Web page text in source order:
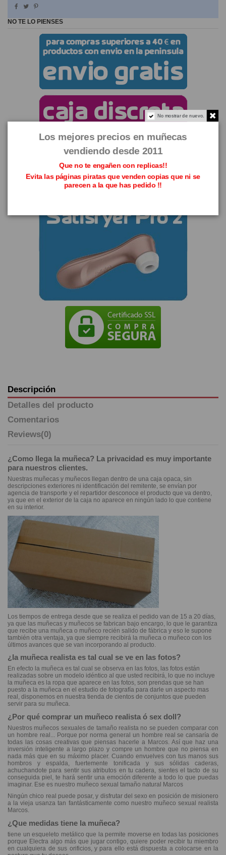
NO TE LO PIENSES
Descripción
Detalles del producto
Comentarios
Reviews(0)
¿Como llega la muñeca? La privacidad es muy importante
para nuestros clientes.
Nuestras muñecas y muñecos llegan dentro de una caja opaca, sin
descripciones exteriores ni identificación del remitente, se envían por
agencia de transporte y el repartidor desconoce el producto que va dentro,
ya que en el exterior de la caja no aparece en ningún lado lo que contiene
en su interior.
Los tiempos de entrega desde que se realiza el pedido van de 15 a 20 días,
ya que las muñecas y muñecos se fabrican bajo encargo, lo que le garantiza
que recibe una muñeca o muñeco recién salido de fábrica y eso le supone
también otra ventaja, ya que siempre recibirá la muñeca o muñeco con los
últimos avances que se van incorporando al producto.
¿la muñeca realista es tal cual se ve en las fotos?
En efecto la muñeca es tal cual se observa en las fotos, las fotos están
realizadas sobre un modelo idéntico al que usted recibirá, lo que no incluye
la muñeca es la ropa que aparece en las fotos, son prendas que se han
puesto a la muñeca en el estudio de fotografía para darle un aspecto mas
real, disponemos en nuestra tienda de cientos de conjuntos que pueden
servir para su muñeca.
¿Por qué comprar un muñeco realista ó sex doll?
Nuestros muñecos sexuales de tamaño realista no se pueden comparar con
un hombre real... Porque por norma general un hombre real se cansaría de
todas las cosas creativas que piensas hacerle a Marcos. Así que haz una
inversión inteligente a largo plazo y compre un hombre que no piensa en
nada más que en su máximo placer. Cuando envuelves con tus manos sus
hombros y espalda, fuertemente tonificada y sus sólidas caderas,
achuchandote para sentir sus atributos en tu cadera, sientes el tacto de su
conseguida piel, te hará sentir una emoción diferente a todo lo que puedas
imaginar. Ese es nuestro muñeco sexual tamaño natural Marcos
Ningún chico real puede posar, y disfrutar del sexo en posición de misionero
a la vieja usanza tan fantásticamente como nuestro muñeco sexual realista
Marcos.
¿Que medidas tiene la muñeca?
tiene un esqueleto metálico que la permite moverse en todas las posiciones
porque Electra algo más que jugar contigo, quiere poder recibir tu miembro
en cualquiera de sus orificios, y para ello está dispuesta a colocarse en la
No mostrar de nuevo.
Los mejores precios en muñecas
vendiendo desde 2011
Que no te engañen con replicas!!
Evita las páginas piratas que venden copias que ni se
parecen a la que has pedido !!